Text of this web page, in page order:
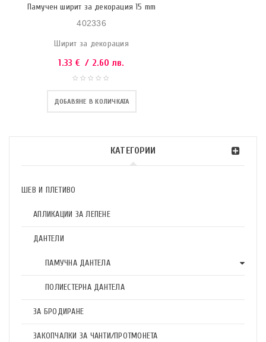
КАТЕГОРИИ
ШЕВ И ПЛЕТИВО
АПЛИКАЦИИ ЗА ЛЕПЕНЕ
ДАНТЕЛИ
ПАМУЧНА ДАНТЕЛА
ПОЛИЕСТЕРНА ДАНТЕЛА
ЗА БРОДИРАНЕ
ЗАКОПЧАЛКИ ЗА ЧАНТИ/ПРОТМОНЕТА
Памучен ширит за декорация 15 mm
402336
Ширит за декорация
1.33 € / 2.60 лв.
ДОБАВЯНЕ В КОЛИЧКАТА